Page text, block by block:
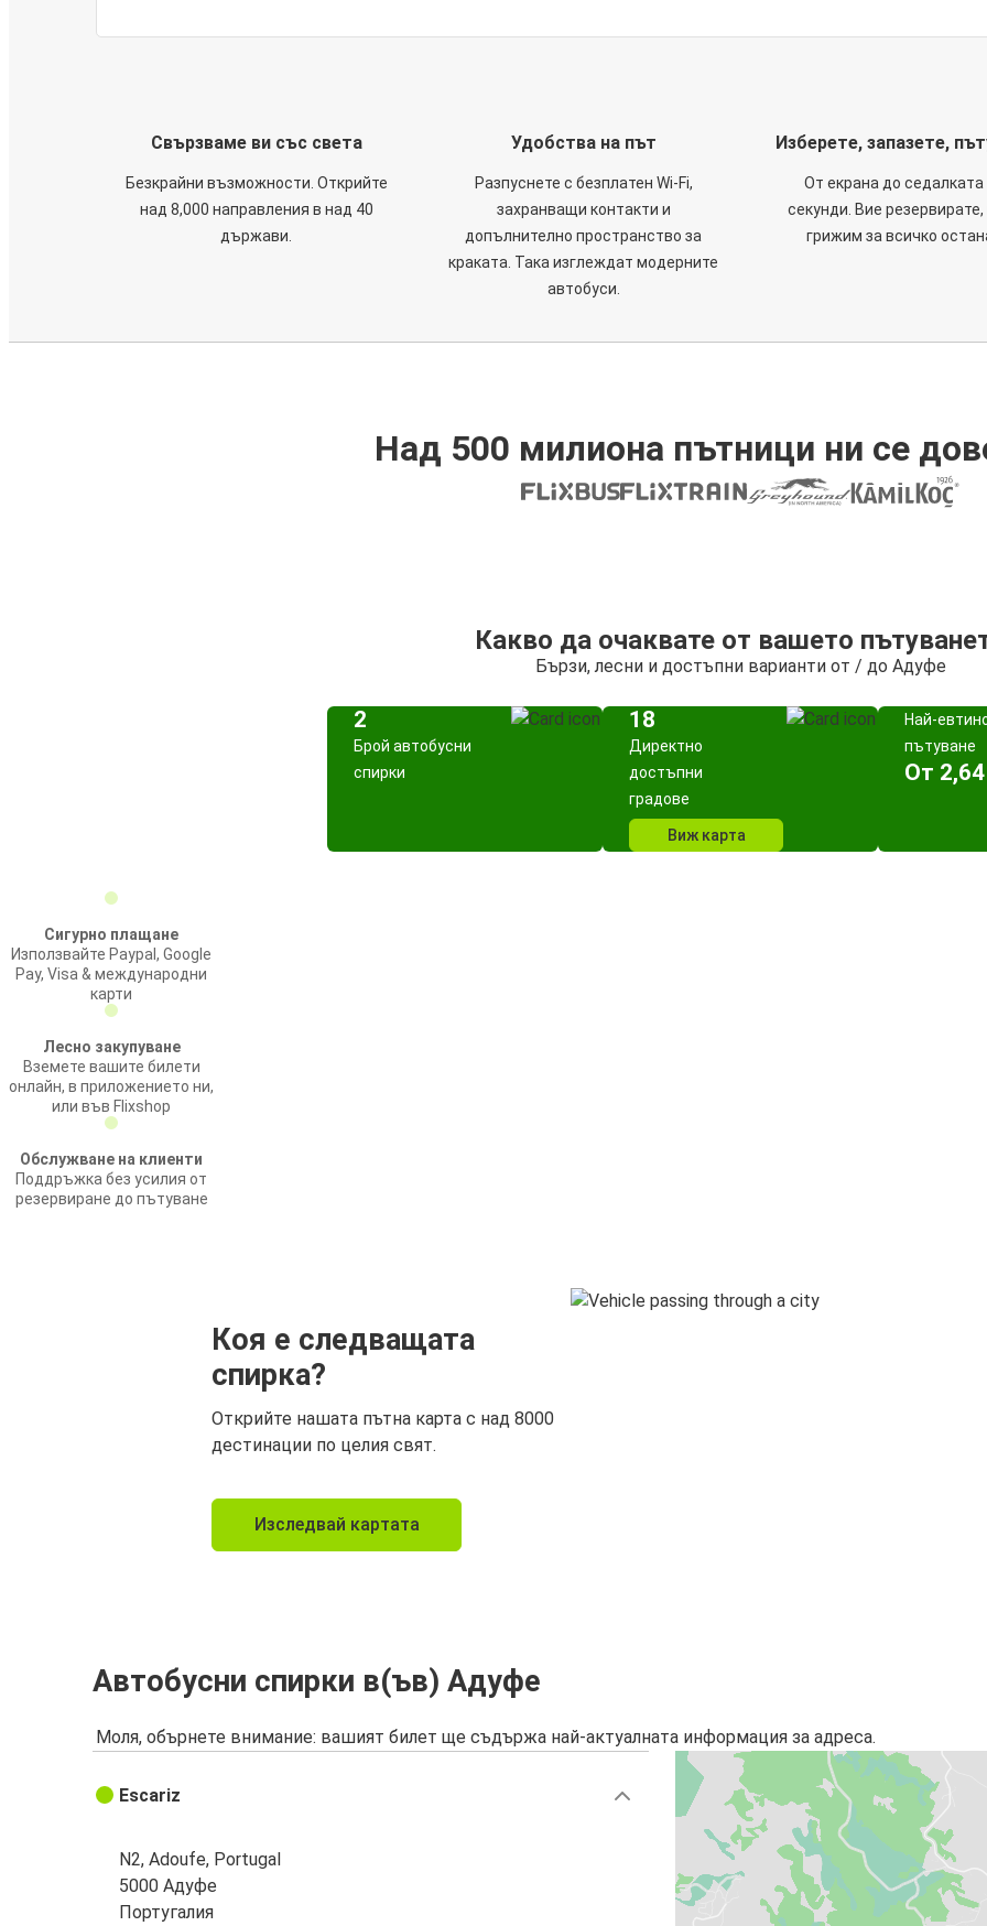
Свързваме ви със света
Безкрайни възможности. Открийте
над 8,000 направления в над 40
държави.
Удобства на път
Разпуснете с безплатен Wi-Fi,
захранващи контакти и
допълнително пространство за
краката. Така изглеждат модерните
автобуси.
Изберете, запазете,
От екрана до седалката
секунди. Вие резервирате,
грижим за всичко
Над 500 милиона пътници ни се
Какво да очаквате от вашето
Бързи, лесни и достъпни варианти от / до Адуфе
2
Брой автобусни
спирки
18
Директно
достъпни
градове
Виж карта
Най-
пътуване
Oт
Сигурно плащане
Използвайте Paypal, Google
Pay, Visa & международни
карти
Лесно закупуване
Вземете вашите билети
онлайн, в приложението ни,
или във Flixshop
Обслужване на клиенти
Поддръжка без усилия от
резервиране до пътуване
Коя е следващата
спирка?
Открийте нашата пътна карта с над 8000
дестинации по целия свят.
Изследвай картата
Автобусни спирки в(ъв) Адуфе
Моля, обърнете внимание: вашият билет ще съдържа най-актуалната информация за адреса.
Escariz
N2, Adoufe, Portugal
5000 Адуфе
Португалия